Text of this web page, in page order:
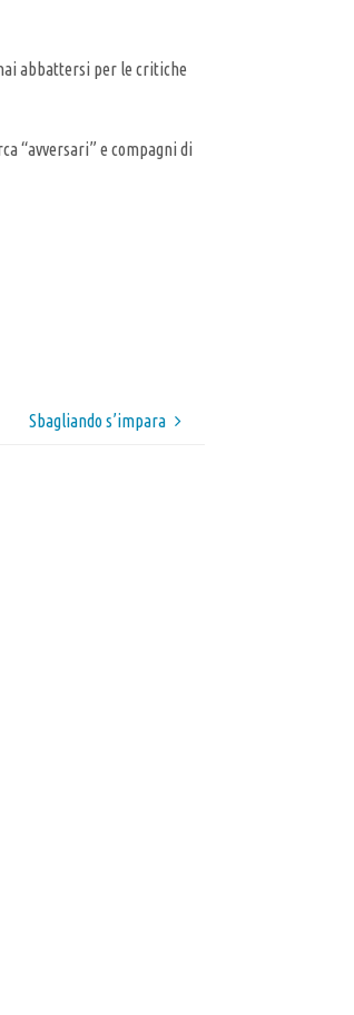
abbattersi per le critiche
“avversari” e compagni di
Sbagliando s’impara